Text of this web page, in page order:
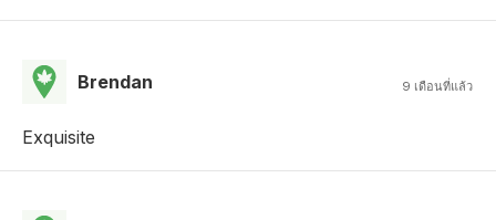
Brendan 9 เดือนที่แล้ว
Exquisite